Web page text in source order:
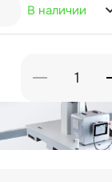
В наличии